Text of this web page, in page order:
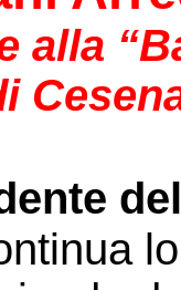
alla